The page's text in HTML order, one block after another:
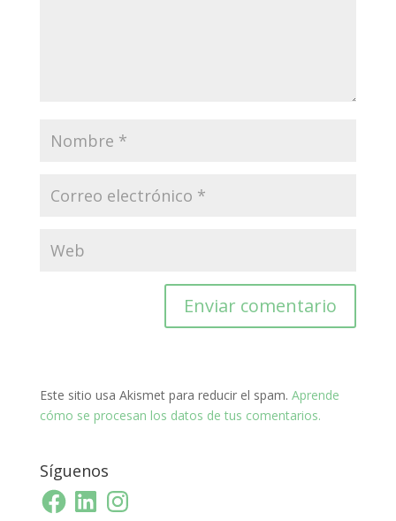
Este sitio usa Akismet para reducir el spam. Aprende
cómo se procesan los datos de tus comentarios.
Síguenos
FacebookLinkedInInstagram